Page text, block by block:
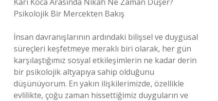
Psikolojik Bir Mercekten Bakış
İnsan davranışlarının ardındaki bilişsel ve duygusal
süreçleri keşfetmeye meraklı biri olarak, her gün
karşılaştığımız sosyal etkileşimlerin ne kadar derin
bir psikolojik altyapıya sahip olduğunu
düşünüyorum. En yakın ilişkilerimizde, özellikle
evlilikte, çoğu zaman hissettiğimiz duyguların ve